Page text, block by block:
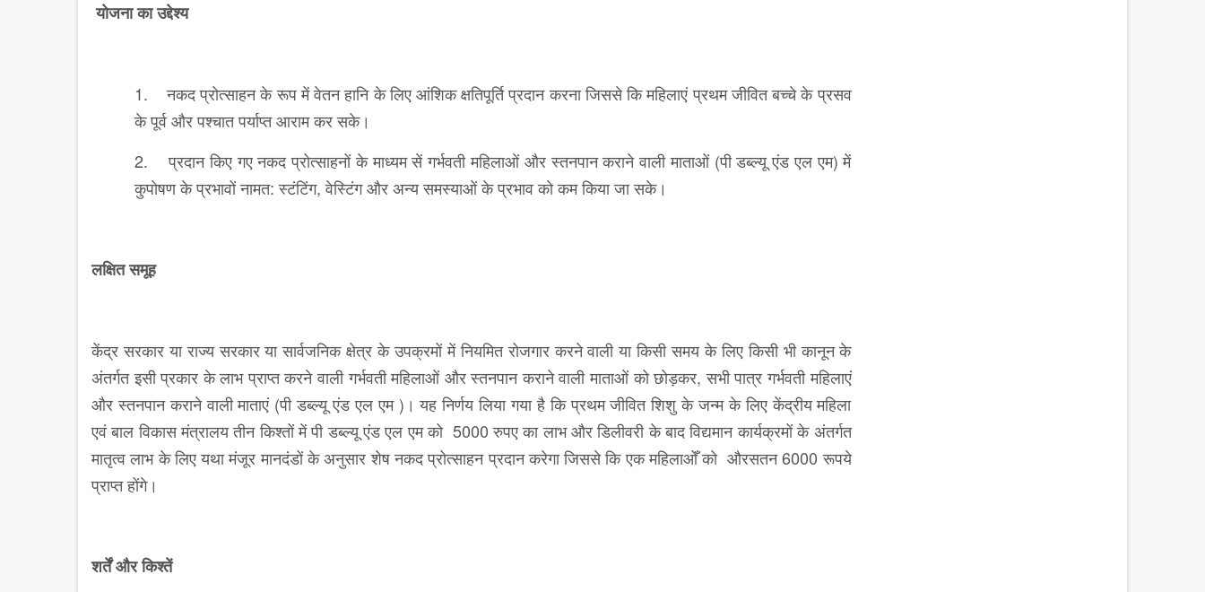
योजना का उद्देश्य
1. नकद प्रोत्साहन के रूप में वेतन हानि के लिए आंशिक क्षतिपूर्ति प्रदान करना जिससे कि महिलाएं प्रथम जीवित बच्चे के प्रसव
के पूर्व और पश्चात पर्याप्त आराम कर सके।
2. प्रदान किए गए नकद प्रोत्साहनों के माध्यम सें गर्भवती महिलाओं और स्तनपान कराने वाली माताओं (पी डब्ल्यू एंड एल एम) में
कुपोषण के प्रभावों नामत: स्टंटिंग, वेस्टिंग और अन्य समस्याओं के प्रभाव को कम किया जा सके।
लक्षित समूह
केंद्र सरकार या राज्य सरकार या सार्वजनिक क्षेत्र के उपक्रमों में नियमित रोजगार करने वाली या किसी समय के लिए किसी भी कानून के
अंतर्गत इसी प्रकार के लाभ प्राप्त करने वाली गर्भवती महिलाओं और स्तनपान कराने वाली माताओं को छोड़कर, सभी पात्र गर्भवती महिलाएं
और स्तनपान कराने वाली माताएं (पी डब्ल्यू एंड एल एम )। यह निर्णय लिया गया है कि प्रथम जीवित शिशु के जन्म के लिए केंद्रीय महिला
एवं बाल विकास मंत्रालय तीन किश्तों में पी डब्ल्यू एंड एल एम को 5000 रुपए का लाभ और डिलीवरी के बाद विद्यमान कार्यक्रमों के अंतर्गत
मातृत्व लाभ के लिए यथा मंजूर मानदंडों के अनुसार शेष नकद प्रोत्साहन प्रदान करेगा जिससे कि एक महिलाओँ को औरसतन 6000 रूपये
प्राप्त होंगे।
शर्तें और किश्तें